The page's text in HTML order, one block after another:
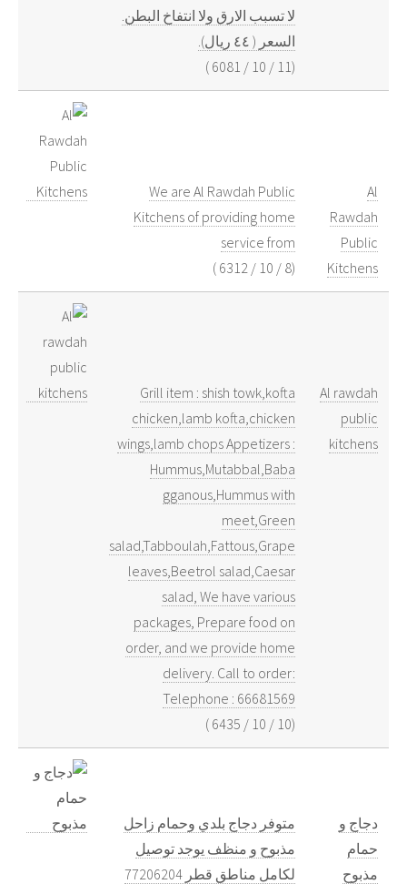
لا تسبب الارق ولا انتفاخ البطن.
السعر ( ٤٤ ريال).
(
11
/
10
/
6081
)
Al
Rawdah
Public
Kitchens
We are Al Rawdah Public
Kitchens of providing home
service from
(
8
/
10
/
6312
)
Al rawdah
public
kitchens
Grill item : shish towk,kofta
chicken,lamb kofta,chicken
wings,lamb chops Appetizers :
Hummus,Mutabbal,Baba
gganous,Hummus with
meet,Green
salad,Tabboulah,Fattous,Grape
leaves,Beetrol salad,Caesar
salad, We have various
packages, Prepare food on
order, and we provide home
delivery. Call to order:
Telephone : 66681569
(
10
/
10
/
6435
)
دجاج و
حمام
مذبوح
متوفر دجاج بلدي وحمام زاحل
مذبوح و منظف يوجد توصيل
لكامل مناطق قطر 77206204